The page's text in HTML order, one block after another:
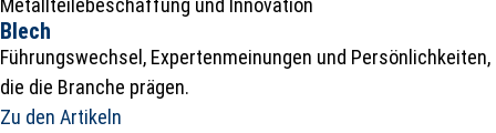
Blech
Führungswechsel, Expertenmeinungen und Persönlichkeiten,
die die Branche prägen.
Zu den Artikeln